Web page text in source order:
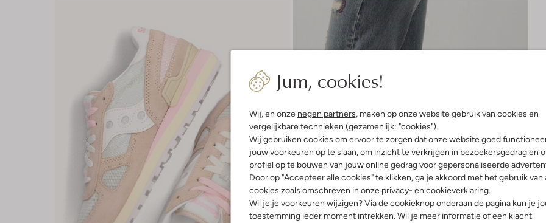
Jum, cookies!
Wij, en onze negen partners, maken op onze website gebruik van cookies en
vergelijkbare technieken (gezamenlijk: "cookies").
Wij gebruiken cookies om ervoor te zorgen dat onze website goed
jouw voorkeuren op te slaan, om inzicht te verkrijgen in bezoekersgedrag en
profiel op te bouwen van jouw online gedrag voor gepersonaliseerde
Door op "Accepteer alle cookies" te klikken, ga je akkoord met het gebruik van
cookies zoals omschreven in onze privacy- en cookieverklaring.
Wil je je voorkeuren wijzigen? Via de cookieknop onderaan de pagina kun je
toestemming ieder moment intrekken. Wil je meer informatie of een klacht